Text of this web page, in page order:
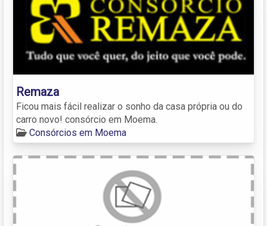
Remaza
Ficou mais fácil realizar o sonho da casa própria ou do
carro novo! consórcio em Moema.
Consórcios em Moema